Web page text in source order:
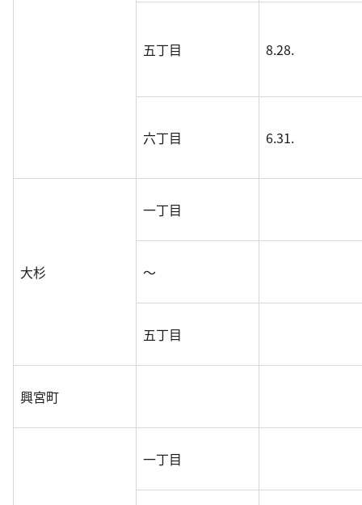
五丁目 8.28.
六丁目 6.31.
大杉
一丁目
～
五丁目
興宮町
一丁目